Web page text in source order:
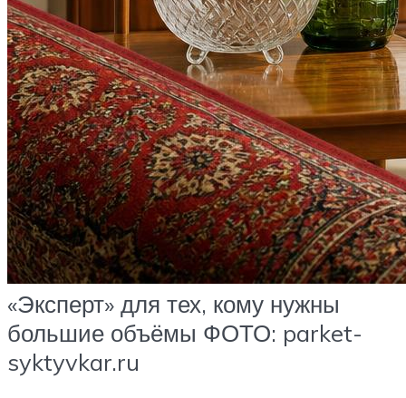
«Эксперт» для тех, кому нужны
большие объёмы ФОТО: parket-
syktyvkar.ru